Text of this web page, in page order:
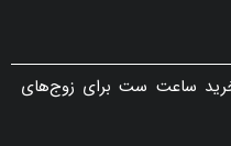
ساعت ست برای زوج‌های